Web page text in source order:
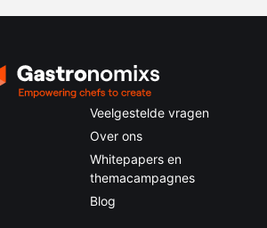
Veelgestelde vragen
Over ons
Whitepapers en
themacampagnes
Blog